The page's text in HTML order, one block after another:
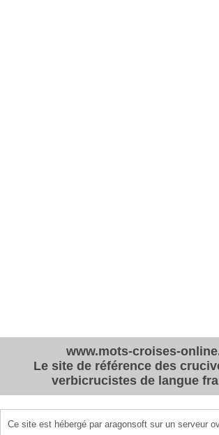
www.mots-croises-
Le site de référence des
verbicrucistes de langue